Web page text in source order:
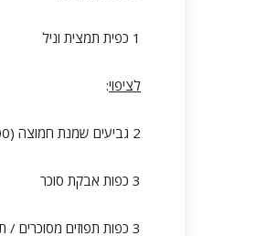
1 כפית תמצית וניל
לציפוי:
2 גביעים שמנת חמוצה (400 גרם)
3 כפות אבקת סוכר
3 כפות תפוזים מסוכרים / תפוז ננסי מסוכר